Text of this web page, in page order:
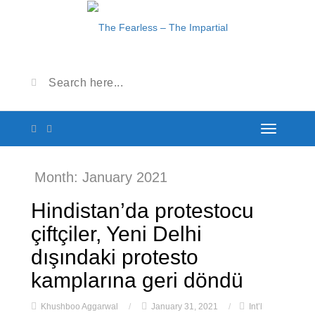
Month: January 2021
Hindistan’da protestocu
çiftçiler, Yeni Delhi
dışındaki protesto
kamplarına geri döndü
Khushboo Aggarwal / January 31, 2021 /
Int’l